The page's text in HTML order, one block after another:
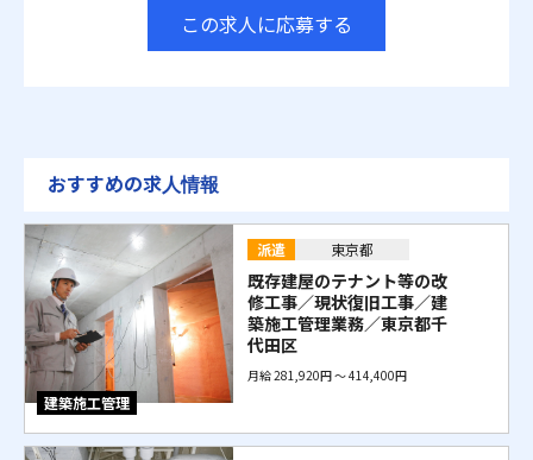
この求人に応募する
おすすめの求人情報
建築施工管理
派遣 東京都
既存建屋のテナント等の改
修工事／現状復旧工事／建
築施工管理業務／東京都千
代田区
月給 281,920円 〜 414,400円